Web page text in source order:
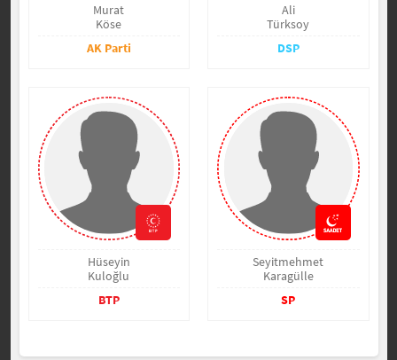
Murat
Köse
AK Parti
Ali
Türksoy
DSP
Hüseyin
Kuloğlu
BTP
Seyitmehmet
Karagülle
SP